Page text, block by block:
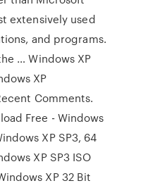
extensively used
and programs.
… Windows XP
XP
Comments.
Free - Windows
XP SP3, 64
XP SP3 ISO
XP 32 Bit